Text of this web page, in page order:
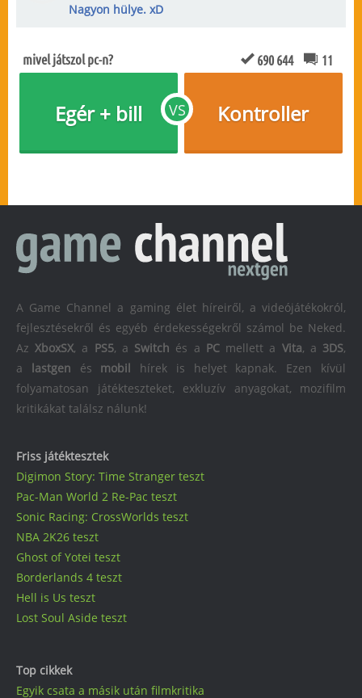
Nagyon hülye. xD
mivel játszol pc-n? 690 644 11
VS
Egér + bill Kontroller
Friss játéktesztek
Digimon Story: Time Stranger teszt
Pac-Man World 2 Re-Pac teszt
Sonic Racing: CrossWorlds teszt
NBA 2K26 teszt
Ghost of Yotei teszt
Borderlands 4 teszt
Hell is Us teszt
Lost Soul Aside teszt
Top cikkek
Egyik csata a másik után filmkritika
A Game Channel a gaming élet híreiről, a videójátékokról,
fejlesztésekről és egyéb érdekességekről számol be Neked.
AzXboxSX, a PS5, a Switch és a PCmellett a Vita, a 3DS,
a
lastgen és mobil
hírek is helyet kapnak. Ezen kívül
folyamatosan játékteszteket, exkluzív anyagokat, mozifilm
kritikákat találsz nálunk!